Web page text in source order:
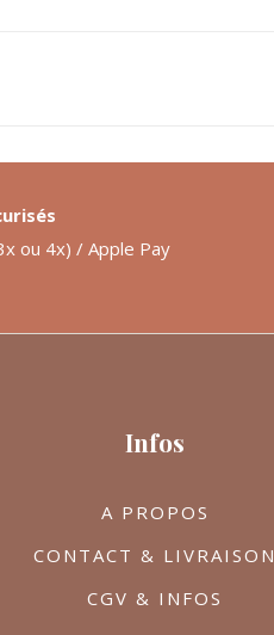
Infos
A PROPOS
CONTACT & LIVRAISON
CGV & INFOS
ou 4x) / Apple Pay